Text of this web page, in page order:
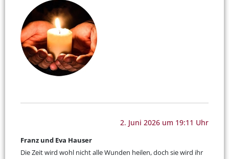
2. Juni 2026 um 19:11 Uhr
Franz und Eva Hauser
Die Zeit wird wohl nicht alle Wunden heilen, doch sie wird ihr